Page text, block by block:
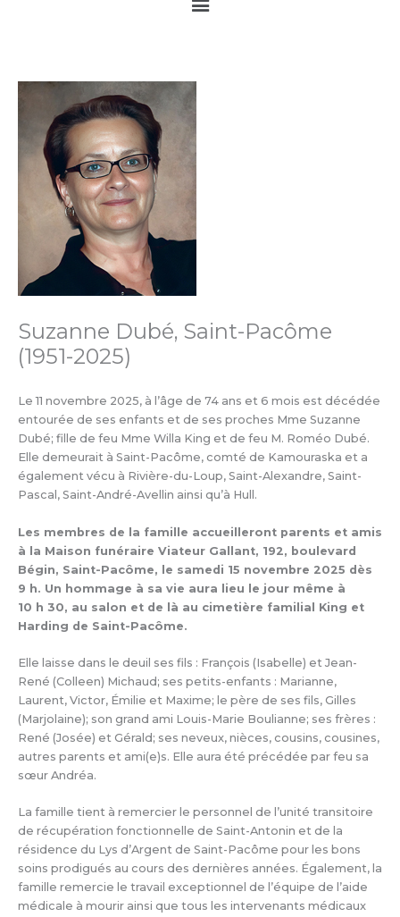
Suzanne Dubé, Saint-Pacôme
(1951-2025)
Le 11 novembre 2025, à l’âge de 74 ans et 6 mois est décédée
entourée de ses enfants et de ses proches Mme Suzanne
Dubé; fille de feu Mme Willa King et de feu M. Roméo Dubé.
Elle demeurait à Saint-Pacôme, comté de Kamouraska et a
également vécu à Rivière-du-Loup, Saint-Alexandre, Saint-
Pascal, Saint-André-Avellin ainsi qu’à Hull.
Les membres de la famille accueilleront parents et amis
à la Maison funéraire Viateur Gallant, 192, boulevard
Bégin, Saint-Pacôme, le samedi 15 novembre 2025 dès
9 h. Un hommage à sa vie aura lieu le jour même à
10 h 30, au salon et de là au cimetière familial King et
Harding de Saint-Pacôme.
Elle laisse dans le deuil ses fils : François (Isabelle) et Jean-
René (Colleen) Michaud; ses petits-enfants : Marianne,
Laurent, Victor, Émilie et Maxime; le père de ses fils, Gilles
(Marjolaine); son grand ami Louis-Marie Boulianne; ses frères :
René (Josée) et Gérald; ses neveux, nièces, cousins, cousines,
autres parents et ami(e)s. Elle aura été précédée par feu sa
sœur Andréa.
La famille tient à remercier le personnel de l’unité transitoire
de récupération fonctionnelle de Saint-Antonin et de la
résidence du Lys d’Argent de Saint-Pacôme pour les bons
soins prodigués au cours des dernières années. Également, la
famille remercie le travail exceptionnel de l’équipe de l’aide
médicale à mourir ainsi que tous les intervenants médicaux